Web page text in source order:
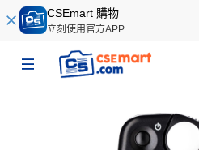
CSEmart 購物
立刻使用官方APP